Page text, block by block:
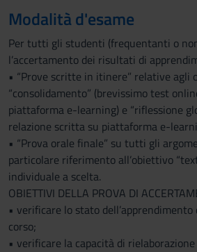
Modalità d'esame
Per tutti gli studenti (frequentanti o
l’accertamento dei risultati di
• “Prove scritte in itinere” relative agli
“consolidamento” (brevissimo test
piattaforma e-learning) e “riflessione
relazione scritta su piattaforma e-
• “Prova orale finale” su tutti gli
particolare riferimento all’obiettivo
individuale a scelta.
OBIETTIVI DELLA PROVA DI
• verificare lo stato
corso;
• verificare la capacità di